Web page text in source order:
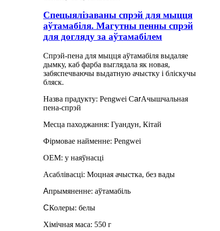
Спецыялізаваны спрэй для мыцця
аўтамабіля. Магутны пенны спрэй
для догляду за аўтамабілем
Спрэй-пена для мыцця аўтамабіля выдаляе
дымку, каб фарба выглядала як новая,
забяспечваючы выдатную ачыстку і бліскучы
бляск.
Назва прадукту: Pengwei CarАчышчальная
пена-спрэй
Месца паходжання: Гуандун, Кітай
Фірмовае найменне: Pengwei
OEM: у наяўнасці
Асаблівасці: Моцная ачыстка, без вады
Aпрымяненне: аўтамабіль
CКолеры: белы
Хімічная маса: 550 г